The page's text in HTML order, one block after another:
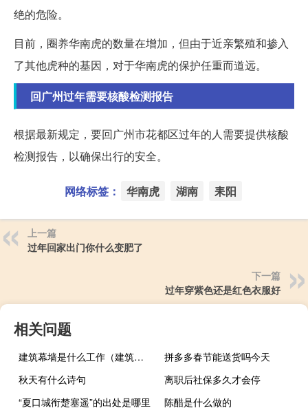
绝的危险。
目前，圈养华南虎的数量在增加，但由于近亲繁殖和掺入
了其他虎种的基因，对于华南虎的保护任重而道远。
回广州过年需要核酸检测报告
根据最新规定，要回广州市花都区过年的人需要提供核酸
检测报告，以确保出行的安全。
网络标签： 华南虎 湖南 耒阳
上一篇
过年回家出门你什么变肥了
下一篇
过年穿紫色还是红色衣服好
相关问题
建筑幕墙是什么工作（建筑幕墙是什么）
拼多多春节能送货吗今天
秋天有什么诗句
离职后社保多久才会停
“夏口城衔楚塞遥”的出处是哪里
陈醋是什么做的